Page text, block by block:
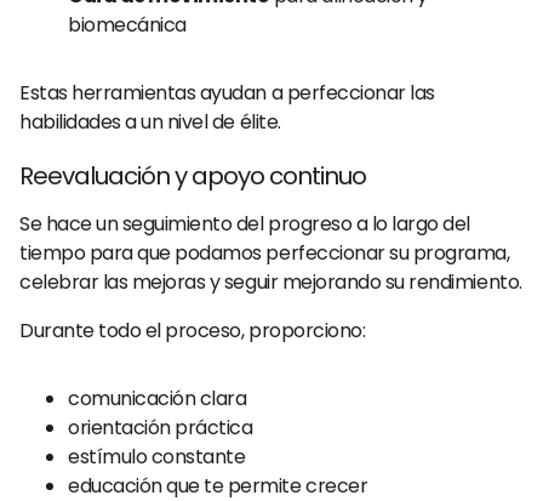
biomecánica
Estas herramientas ayudan a perfeccionar las
habilidades a un nivel de élite.
Reevaluación y apoyo continuo
Se hace un seguimiento del progreso a lo largo del
tiempo para que podamos perfeccionar su programa,
celebrar las mejoras y seguir mejorando su rendimiento.
Durante todo el proceso, proporciono:
comunicación clara
orientación práctica
estímulo constante
educación que te permite crecer